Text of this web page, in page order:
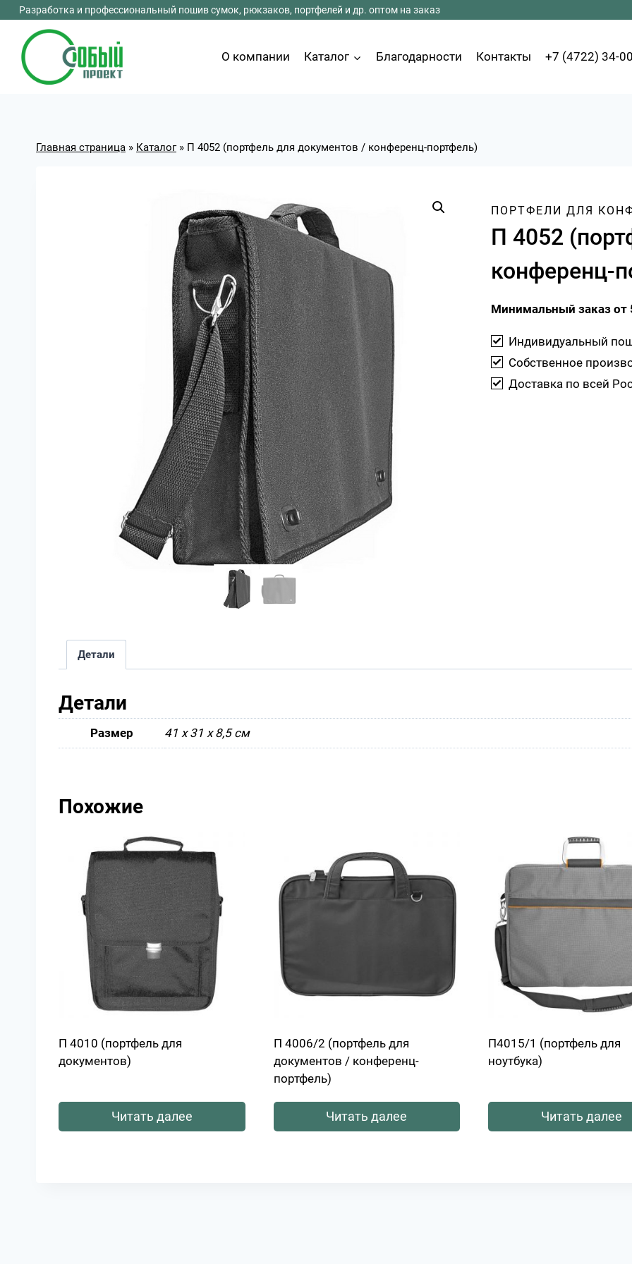
Перейти
содержимому
Разработка и профессиональный пошив сумок, рюкзаков, портфелей и др. оптом на заказ
О компании Каталог Благодарности Контакты +7 (4722) 34-
Главная страница » Каталог» П 4052 (портфель для документов / конференц-портфель)
ПОРТФЕЛИ ДЛЯ
П 4052
конференц-
Минимальный заказ от
Индивидуальный
Собственное
Доставка по всей
Детали
Детали
Размер 41 х 31 х 8,5 см
Похожие
П 4010 (портфель для
документов)
Читать далее
П 4006/2 (портфель для
документов / конференц-
портфель)
Читать далее
П4015/1 (портфель для
ноутбука)
Читать далее